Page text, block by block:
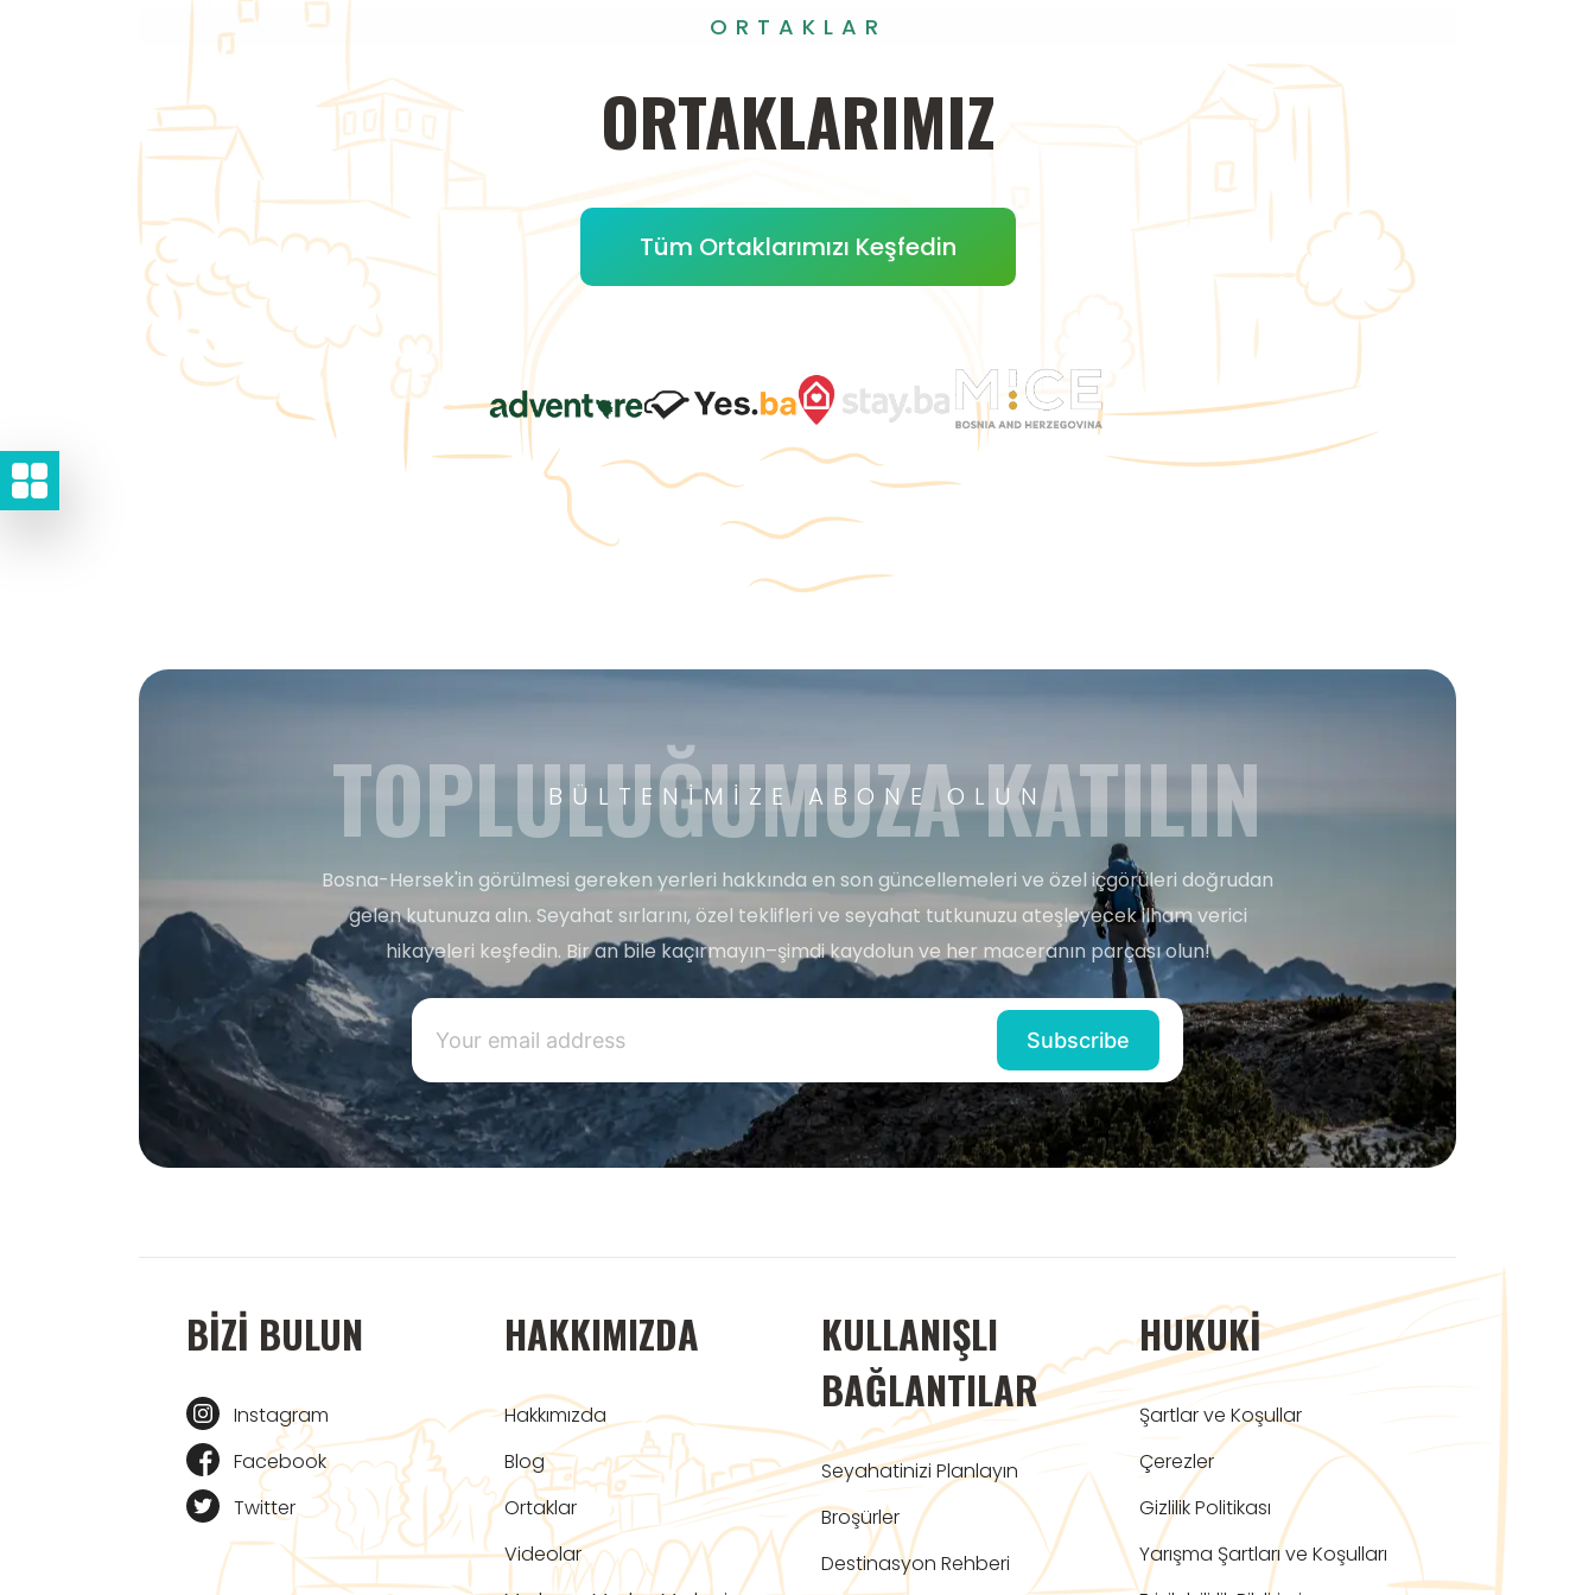
ORTAKLAR
ORTAKLARIMIZ
Tüm Ortaklarımızı Keşfedin
BÜLTENIMIZE ABONE OLUN
TOPLULUĞUMUZA KATILIN
Bosna-Hersek'in görülmesi gereken yerleri hakkında en son güncellemeleri ve özel içgörüleri doğrudan
gelen kutunuza alın. Seyahat sırlarını, özel teklifleri ve seyahat tutkunuzu ateşleyecek ilham verici
hikayeleri keşfedin. Bir an bile kaçırmayın–şimdi kaydolun ve her maceranın parçası olun!
BIZI BULUN
Instagram
Facebook
Twitter
HAKKIMIZDA
Hakkımızda
Blog
Ortaklar
Videolar
KULLANIŞLI
BAĞLANTILAR
Seyahatinizi Planlayın
Broşürler
Destinasyon Rehberi
HUKUKI
Şartlar ve Koşullar
Çerezler
Gizlilik Politikası
Yarışma Şartları ve Koşulları